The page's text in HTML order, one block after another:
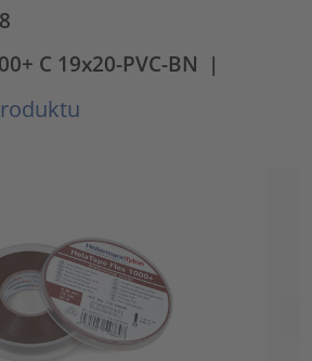
C 19x20-PVC-BN |